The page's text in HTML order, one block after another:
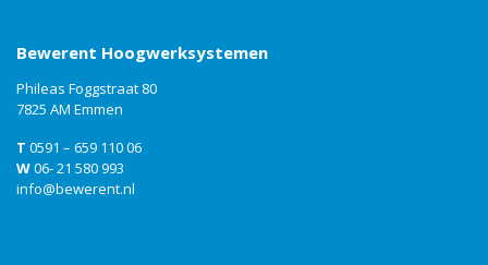
Bewerent Hoogwerksystemen
Phileas Foggstraat 80
7825 AM Emmen
T 0591 – 659 110 06
W06- 21 580 993
info@bewerent.nl